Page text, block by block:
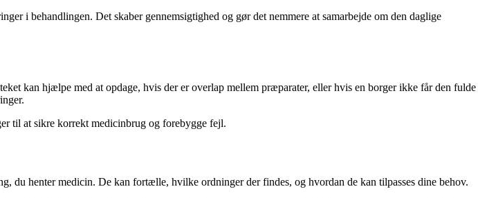
i behandlingen. Det skaber gennemsigtighed og gør det nemmere at samarbejde om den daglige
kan hjælpe med at opdage, hvis der er overlap mellem præparater, eller hvis en borger ikke får den fulde
til at sikre korrekt medicinbrug og forebygge fejl.
du henter medicin. De kan fortælle, hvilke ordninger der findes, og hvordan de kan tilpasses dine behov.